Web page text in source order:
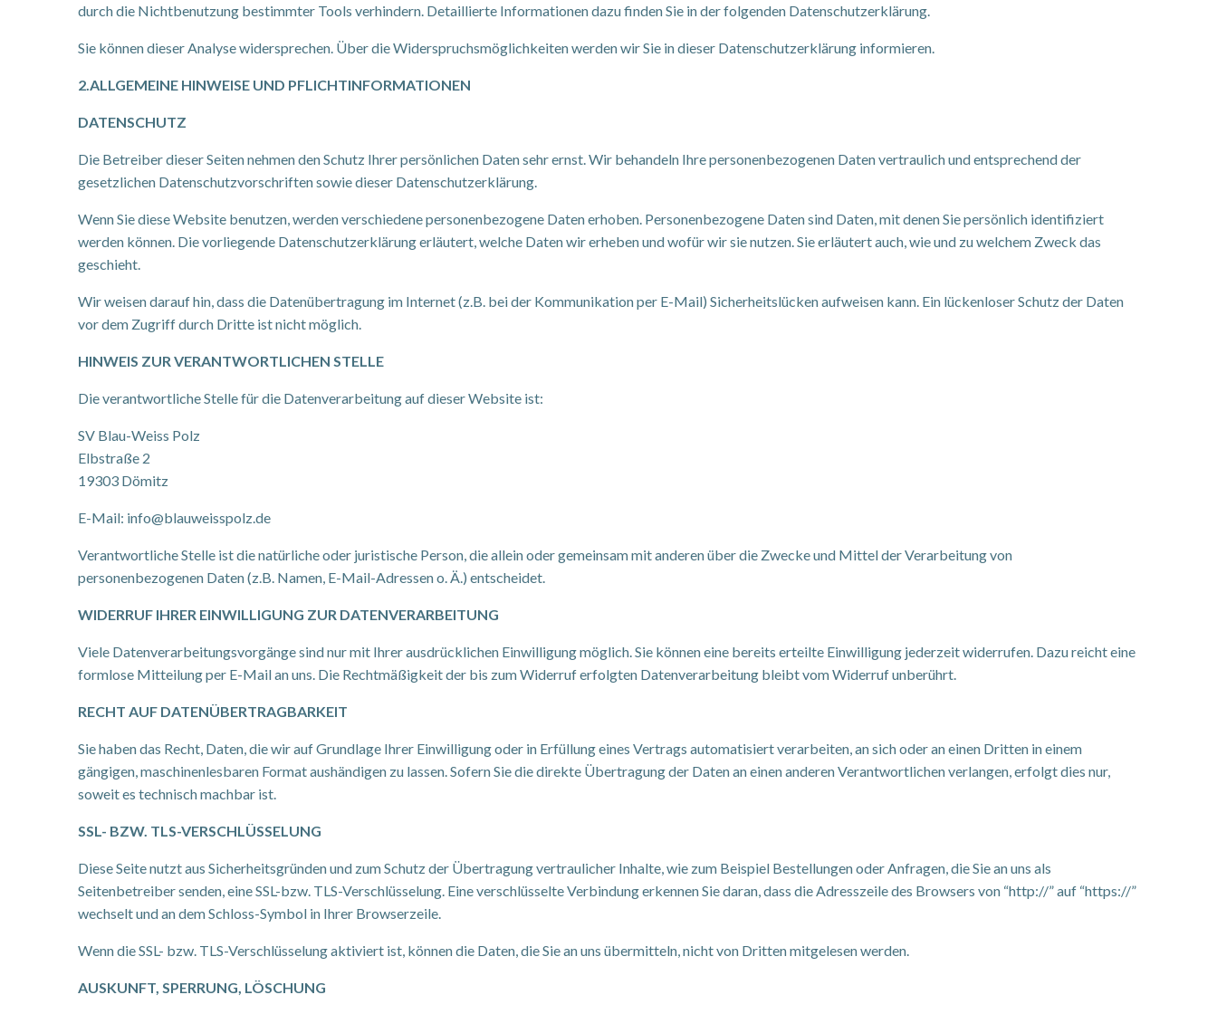
durch die Nichtbenutzung bestimmter Tools verhindern. Detaillierte Informationen dazu finden Sie in der folgenden Datenschutzerklärung.
Sie können dieser Analyse widersprechen. Über die Widerspruchsmöglichkeiten werden wir Sie in dieser Datenschutzerklärung informieren.
2.ALLGEMEINE HINWEISE UND PFLICHTINFORMATIONEN
DATENSCHUTZ
Die Betreiber dieser Seiten nehmen den Schutz Ihrer persönlichen Daten sehr ernst. Wir behandeln Ihre personenbezogenen Daten vertraulich und entsprechend der
gesetzlichen Datenschutzvorschriften sowie dieser Datenschutzerklärung.
Wenn Sie diese Website benutzen, werden verschiedene personenbezogene Daten erhoben. Personenbezogene Daten sind Daten, mit denen Sie persönlich identifiziert
werden können. Die vorliegende Datenschutzerklärung erläutert, welche Daten wir erheben und wofür wir sie nutzen. Sie erläutert auch, wie und zu welchem Zweck das
geschieht.
Wir weisen darauf hin, dass die Datenübertragung im Internet (z.B. bei der Kommunikation per E-Mail) Sicherheitslücken aufweisen kann. Ein lückenloser Schutz der Daten
vor dem Zugriff durch Dritte ist nicht möglich.
HINWEIS ZUR VERANTWORTLICHEN STELLE
Die verantwortliche Stelle für die Datenverarbeitung auf dieser Website ist:
SV Blau-Weiss Polz
Elbstraße 2
19303 Dömitz
E-Mail: info@blauweisspolz.de
Verantwortliche Stelle ist die natürliche oder juristische Person, die allein oder gemeinsam mit anderen über die Zwecke und Mittel der Verarbeitung von
personenbezogenen Daten (z.B. Namen, E-Mail-Adressen o. Ä.) entscheidet.
WIDERRUF IHRER EINWILLIGUNG ZUR DATENVERARBEITUNG
Viele Datenverarbeitungsvorgänge sind nur mit Ihrer ausdrücklichen Einwilligung möglich. Sie können eine bereits erteilte Einwilligung jederzeit widerrufen. Dazu reicht eine
formlose Mitteilung per E-Mail an uns. Die Rechtmäßigkeit der bis zum Widerruf erfolgten Datenverarbeitung bleibt vom Widerruf unberührt.
RECHT AUF DATENÜBERTRAGBARKEIT
Sie haben das Recht, Daten, die wir auf Grundlage Ihrer Einwilligung oder in Erfüllung eines Vertrags automatisiert verarbeiten, an sich oder an einen Dritten in einem
gängigen, maschinenlesbaren Format aushändigen zu lassen. Sofern Sie die direkte Übertragung der Daten an einen anderen Verantwortlichen verlangen, erfolgt dies nur,
soweit es technisch machbar ist.
SSL- BZW. TLS-VERSCHLÜSSELUNG
Diese Seite nutzt aus Sicherheitsgründen und zum Schutz der Übertragung vertraulicher Inhalte, wie zum Beispiel Bestellungen oder Anfragen, die Sie an uns als
Seitenbetreiber senden, eine SSL-bzw. TLS-Verschlüsselung. Eine verschlüsselte Verbindung erkennen Sie daran, dass die Adresszeile des Browsers von “http://” auf “https://”
wechselt und an dem Schloss-Symbol in Ihrer Browserzeile.
Wenn die SSL- bzw. TLS-Verschlüsselung aktiviert ist, können die Daten, die Sie an uns übermitteln, nicht von Dritten mitgelesen werden.
AUSKUNFT, SPERRUNG, LÖSCHUNG